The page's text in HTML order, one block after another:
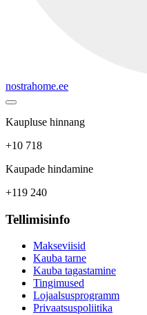
nostrahome.ee
Kaupluse hinnang
+10 718
Kaupade hindamine
+119 240
Tellimisinfo
Makseviisid
Kauba tarne
Kauba tagastamine
Tingimused
Lojaalsusprogramm
Privaatsuspoliitika